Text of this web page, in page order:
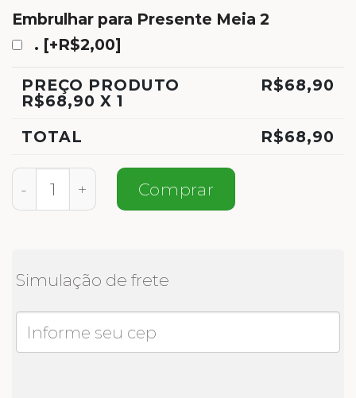
Embrulhar para Presente Meia 2
. [+R$2,00]
PREÇO PRODUTO
R$68,90 X 1
R$68,90
TOTAL R$68,90
Combo 2 Pares quantidade
Comprar
Simulação de frete